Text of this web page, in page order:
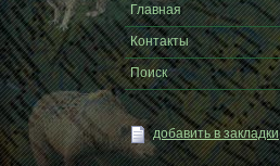
Главная
Контакты
Поиск
добавить в закладки